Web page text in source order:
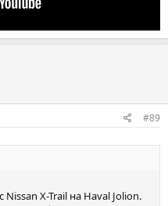
#89
X-Trail на Haval Jolion.